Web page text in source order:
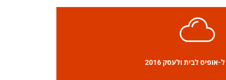
אופיס לבית ולעסק 2016